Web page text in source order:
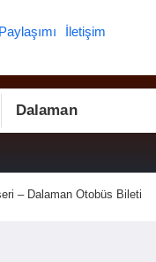
İletişim
– Dalaman Otobüs Bileti